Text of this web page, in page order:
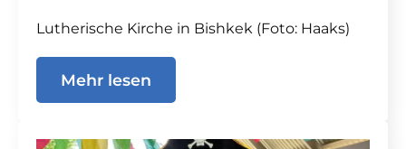
Lutherische Kirche in Bishkek (Foto: Haaks)
Mehr lesen